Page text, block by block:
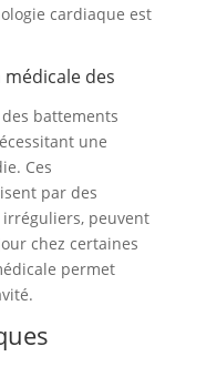
cardiaque est
médicale des
battements
une
Ces
par des
peuvent
chez certaines
permet